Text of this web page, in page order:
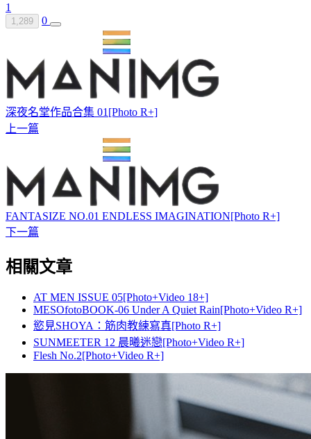
1
1,289 0
深夜名堂作品合集 01[Photo R+]
上一篇
FANTASIZE NO.01 ENDLESS IMAGINATION[Photo R+]
下一篇
相關文章
AT MEN ISSUE 05[Photo+Video 18+]
MESOfotoBOOK-06 Under A Quiet Rain[Photo+Video R+]
慾見SHOYA：筋肉教練寫真[Photo R+]
SUNMEETER 12 晨曦迷戀[Photo+Video R+]
Flesh No.2[Photo+Video R+]